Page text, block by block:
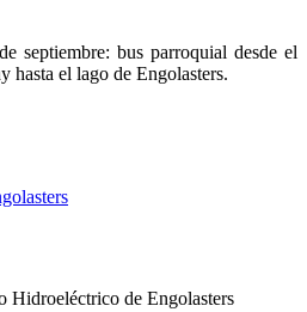
septiembre: bus parroquial desde el
hasta el lago de Engolasters.
Hidroeléctrico de Engolasters